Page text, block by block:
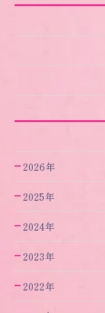
2026年
2025年
2024年
2023年
2022年